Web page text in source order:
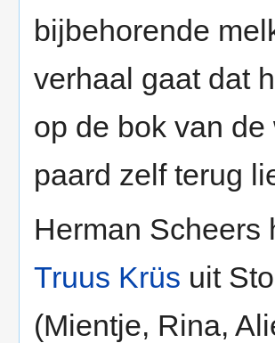
bijbehorende
verhaal gaat dat
op de bok van
paard zelf terug
Herman
Truus Krüs uit
(Mientje, Rina,